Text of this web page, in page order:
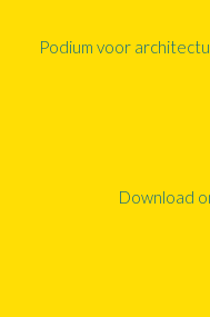
Podium voor
Download